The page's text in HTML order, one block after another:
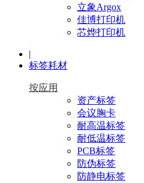
立象Argox
佳博打印机
芯烨打印机
|
标签耗材
按应用
资产标签
会议胸卡
耐高温标签
耐低温标签
PCB标签
防伪标签
防静电标签